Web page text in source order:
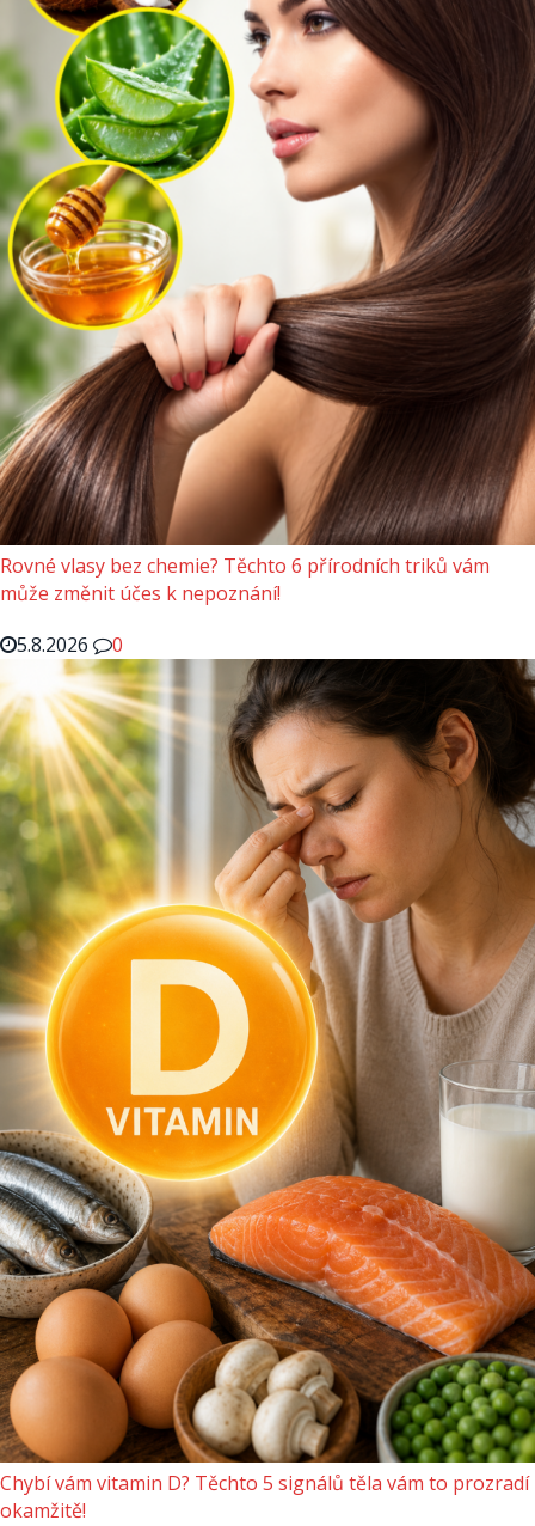
Rovné vlasy bez chemie? Těchto 6 přírodních triků vám
může změnit účes k nepoznání!
5.8.2026
0
Chybí vám vitamin D? Těchto 5 signálů těla vám to prozradí
okamžitě!